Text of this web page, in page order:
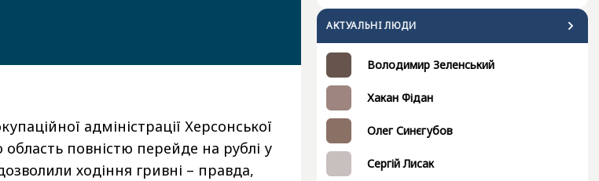
АКТУАЛЬНI ЛЮДИ
Володимир Зеленський
Хакан Фідан
Олег Синєгубов
Сергій Лисак
адміністрації Херсонської
повністю перейде на рублі у
ходіння гривні – правда,